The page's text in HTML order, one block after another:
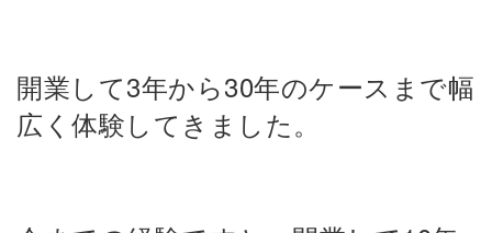
開業して3年から30年のケースまで幅
広く体験してきました。